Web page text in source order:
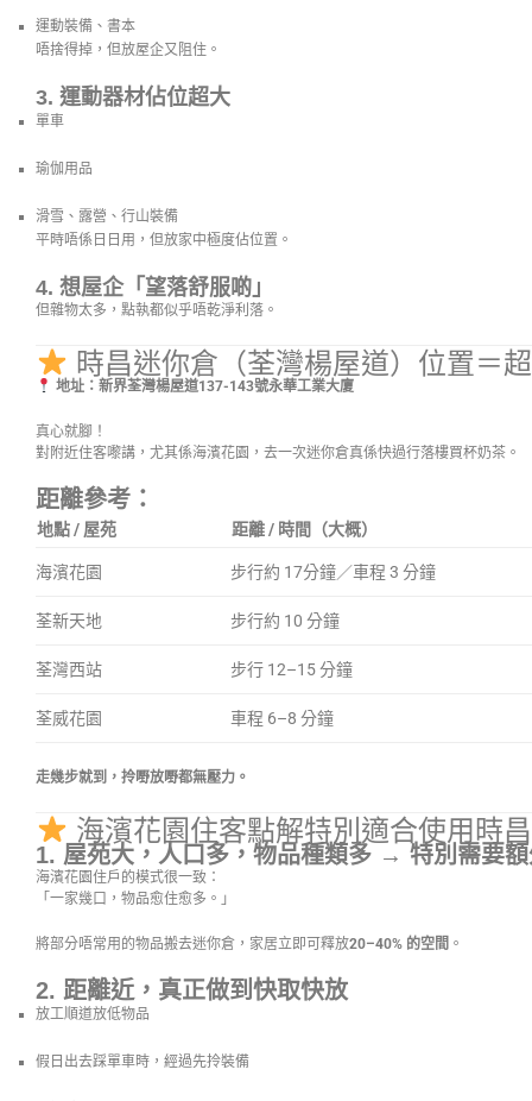
運動裝備、書本
唔捨得掉，但放屋企又阻住。
3. 運動器材佔位超大
單車
瑜伽用品
滑雪、露營、行山裝備
平時唔係日日用，但放家中極度佔位置。
4. 想屋企「望落舒服啲」
但雜物太多，點執都似乎唔乾淨利落。
時昌迷你倉（荃灣楊屋道）位置＝
地址：新界荃灣楊屋道137-143號永華工業大廈
真心就腳！
對附近住客嚟講，尤其係海濱花園，去一次迷你倉真係快過行落樓買杯奶茶。
距離參考：
地點 / 屋苑 距離 / 時間（大概）
海濱花園 步行約 17分鐘／車程 3 分鐘
荃新天地 步行約 10 分鐘
荃灣西站 步行 12–15 分鐘
荃威花園 車程 6–8 分鐘
走幾步就到，拎嘢放嘢都無壓力。
海濱花園住客點解特別適合使用時
1. 屋苑大，人口多，物品種類多 → 特別需要
海濱花園住戶的模式很一致：
「一家幾口，物品愈住愈多。」
將部分唔常用的物品搬去迷你倉，家居立即可釋放20–40% 的空間 。
2. 距離近，真正做到快取快放
放工順道放低物品
假日出去踩單車時，經過先拎裝備